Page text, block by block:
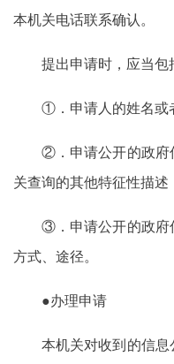
本机关电话联系确认。
提出申请时，应当包
①．申请人的姓名或
②．申请公开的政府
关查询的其他特征性描述
③．申请公开的政府
方式、途径。
●办理申请
本机关对收到的信